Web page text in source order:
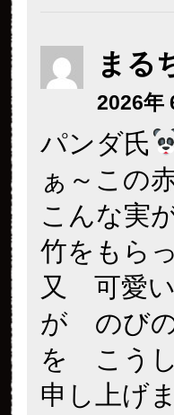
まる
2026年
パンダ氏
ぁ～この
こんな実
竹をもら
又 可愛
が のびの
を こう
申し上げ